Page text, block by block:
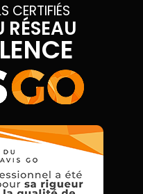
CERTIFIÉS
RÉSEAU